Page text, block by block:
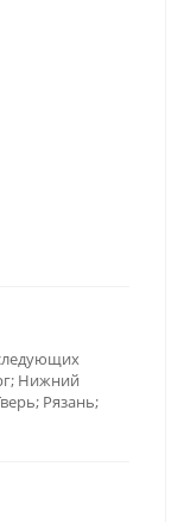
Нижний
Рязань;